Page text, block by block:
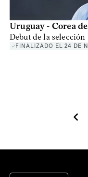
Uruguay - Corea
Debut de la selección
FINALIZADO EL 24 DE